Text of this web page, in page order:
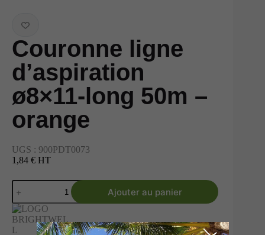
Couronne ligne
d’aspiration
ø8×11-long 50m –
orange
UGS : 900PDT0073
1,84 € HT
Ajouter au panier